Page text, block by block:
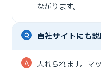
ながります。
自社サイトにも
入れられます。マ